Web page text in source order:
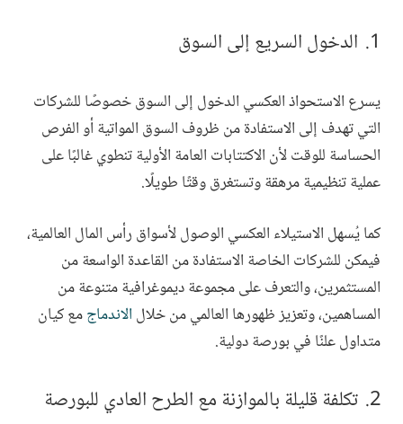
الدخول السريع إلى السوق
يسرع الاستحواذ العكسي الدخول إلى السوق خصوصًا للشركات
التي تهدف إلى الاستفادة من ظروف السوق المواتية أو الفرص
الحساسة للوقت لأن الاكتتابات العامة الأولية تنطوي غالبًا على
عملية تنظيمية مرهقة وتستغرق وقتًا طويلًا.
كما يُسهل الاستيلاء العكسي الوصول لأسواق رأس المال العالمية،
فيمكن للشركات الخاصة الاستفادة من القاعدة الواسعة من
المستثمرين، والتعرف على مجموعة ديموغرافية متنوعة من
المساهمين، وتعزيز ظهورها العالمي من خلال الاندماجمع كيان
متداول علنًا في بورصة دولية.
تكلفة قليلة بالموازنة مع الطرح العادي للبورصة